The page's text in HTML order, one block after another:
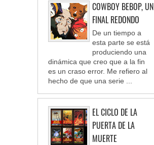
COWBOY BEBOP, UN
FINAL REDONDO
De un tiempo a
esta parte se está
produciendo una
dinámica que creo que a la fin
es un craso error. Me refiero al
hecho de que una serie ...
EL CICLO DE LA
PUERTA DE LA
MUERTE